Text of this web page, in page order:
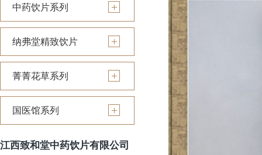
中药饮片系列
纳弗堂精致饮片
菁菁花草系列
国医馆系列
江西致和堂中药饮片有限公司